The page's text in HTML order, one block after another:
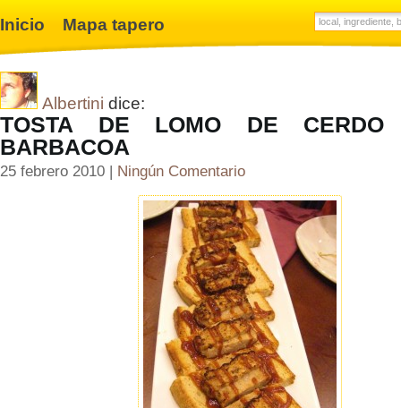
Inicio Mapa tapero
Albertini dice:
TOSTA DE LOMO DE
BARBACOA
25 febrero 2010 | Ningún Comentario